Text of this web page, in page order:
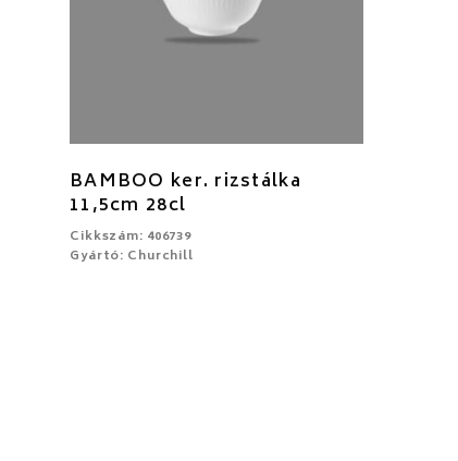
BAMBOO ker. rizstálka
11,5cm 28cl
Cikkszám: 406739
Gyártó: Churchill